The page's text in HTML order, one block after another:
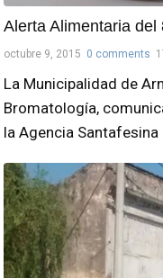
Alerta Alimentaria
octubre 9, 2015 0 comments
La Municipalidad de
Bromatología,
la Agencia Santafesina